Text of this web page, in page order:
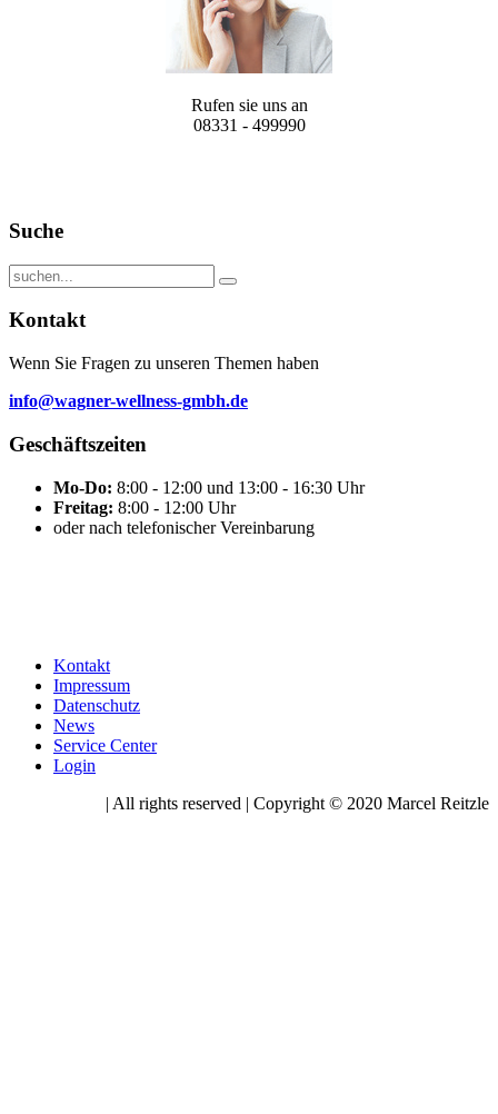
Rufen sie uns an
08331 - 499990
Suche
Kontakt
Wenn Sie Fragen zu unseren Themen haben
info@wagner-wellness-gmbh.de
Geschäftszeiten
Mo-Do: 8:00 - 12:00 und 13:00 - 16:30 Uhr
Freitag: 8:00 - 12:00 Uhr
oder nach telefonischer Vereinbarung
Kontakt
Impressum
Datenschutz
News
Service Center
Login
| All rights reserved | Copyright © 2020 Marcel Reitzle